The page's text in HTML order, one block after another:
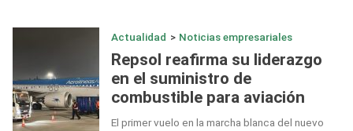
Actualidad > Noticias empresariales
Repsol reafirma su liderazgo
en el suministro de
combustible para aviación
El primer vuelo en la marcha blanca del nuevo